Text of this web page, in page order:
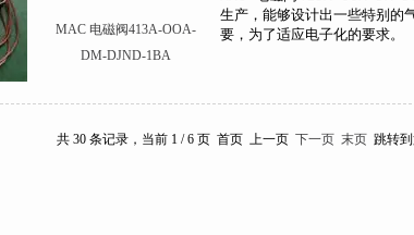
MAC 电磁阀413A-OOA-
DM-DJND-1BA
共 30 条记录，当前 1 / 6 页 首页 上一页 下一页 末页 跳转